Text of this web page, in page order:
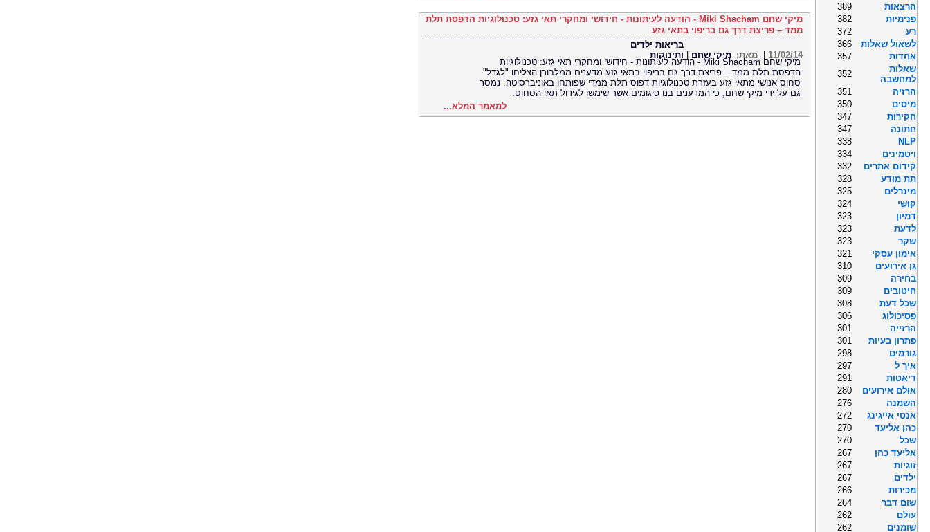
מיקי שחם Miki Shacham - הודעה לעיתונות - חידושי ומחקרי תאי גזע: טכנולוגיות הדפסת תלת
ממד – פריצת דרך גם בריפוי בתאי גזע
11/02/14 מאת: מיקי שחם
בריאות ילדים
ותינוקות
מיקי שחם Miki Shacham - הודעה לעיתונות - חידושי ומחקרי תאי גזע: טכנולוגיות
הדפסת תלת ממד – פריצת דרך גם בריפוי בתאי גזע מדענים ממלבורן הצליחו "לגדל"
סחוס אנושי מתאי גזע בעזרת טכנולוגיות דפוס תלת ממדי שפותחו באוניברסיטה. נמסר
גם על ידי מיקי שחם, כי המדענים בנו פיגומים אשר שימשו לגידול תאי הסחוס.
למאמר המלא...
הרצאות
389
פנימיות
382
רע
372
לשאול שאלות
366
אחדות
357
שאלות
למחשבה
352
הרזיה
351
מיסים
350
חקירות
347
חתונה
347
NLP
338
ויטמינים
334
קידום אתרים
332
תת מודע
328
מינרלים
325
קושי
324
דמיון
323
לדעת
323
שקר
323
אימון עסקי
321
גן אירועים
310
בחירה
309
חיטובים
309
שכל דעת
308
פסיכולוג
306
הרזייה
301
פתרון בעיות
301
גורמים
298
איך ל
297
דיאטות
291
אולם אירועים
280
השמנה
276
אנטי אייגינג
272
כהן אליעד
270
שכל
270
אליעד כהן
267
זוגיות
267
ילדים
267
מכירות
266
שום דבר
264
עולם
262
שומנים
262